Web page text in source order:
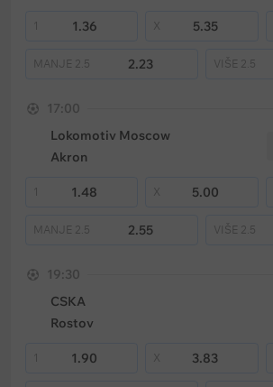
1 1.36 5.35
MANJE 2.5 2.23 VIŠE 2.5
17:00
Lokomotiv Moscow
Akron
1 1.48 5.00
MANJE 2.5 2.55 VIŠE 2.5
19:30
CSKA
Rostov
1 1.90 3.83